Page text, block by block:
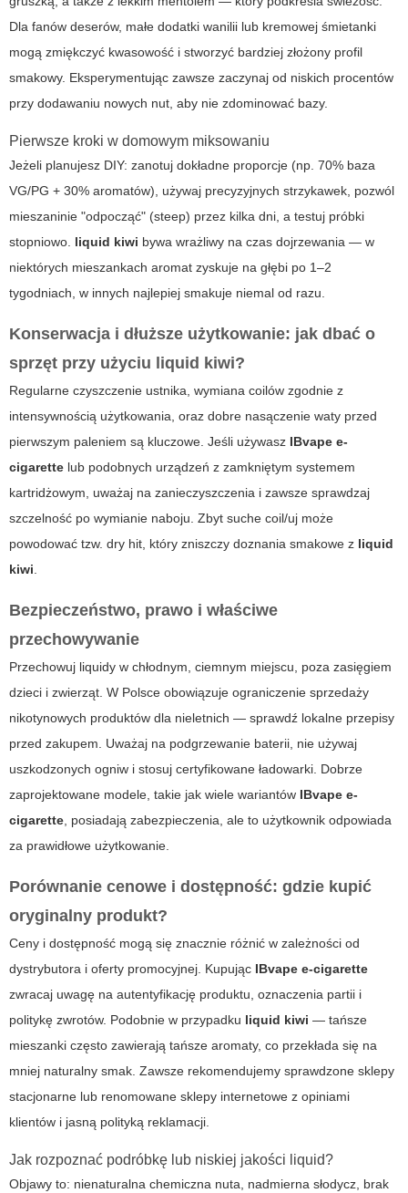
Dla fanów deserów, małe dodatki wanilii lub kremowej śmietanki
mogą zmiękczyć kwasowość i stworzyć bardziej złożony profil
smakowy. Eksperymentując zawsze zaczynaj od niskich procentów
przy dodawaniu nowych nut, aby nie zdominować bazy.
Pierwsze kroki w domowym miksowaniu
Jeżeli planujesz DIY: zanotuj dokładne proporcje (np. 70% baza
VG/PG + 30% aromatów), używaj precyzyjnych strzykawek, pozwól
mieszaninie "odpocząć" (steep) przez kilka dni, a testuj próbki
stopniowo. liquid kiwi bywa wrażliwy na czas dojrzewania — w
niektórych mieszankach aromat zyskuje na głębi po 1–2
tygodniach, w innych najlepiej smakuje niemal od razu.
Konserwacja i dłuższe użytkowanie: jak dbać o
sprzęt przy użyciu liquid kiwi?
Regularne czyszczenie ustnika, wymiana coilów zgodnie z
intensywnością użytkowania, oraz dobre nasączenie waty przed
pierwszym paleniem są kluczowe. Jeśli używasz IBvape e-
cigarette lub podobnych urządzeń z zamkniętym systemem
kartridżowym, uważaj na zanieczyszczenia i zawsze sprawdzaj
szczelność po wymianie naboju. Zbyt suche coil/uj może
powodować tzw. dry hit, który zniszczy doznania smakowe z liquid
kiwi
Bezpieczeństwo, prawo i właściwe
przechowywanie
Przechowuj liquidy w chłodnym, ciemnym miejscu, poza zasięgiem
dzieci i zwierząt. W Polsce obowiązuje ograniczenie sprzedaży
nikotynowych produktów dla nieletnich — sprawdź lokalne przepisy
przed zakupem. Uważaj na podgrzewanie baterii, nie używaj
uszkodzonych ogniw i stosuj certyfikowane ładowarki. Dobrze
zaprojektowane modele, takie jak wiele wariantów IBvape e-
cigarette , posiadają zabezpieczenia, ale to użytkownik odpowiada
za prawidłowe użytkowanie.
Porównanie cenowe i dostępność: gdzie kupić
oryginalny produkt?
Ceny i dostępność mogą się znacznie różnić w zależności od
dystrybutora i oferty promocyjnej. Kupując IBvape e-cigarette
zwracaj uwagę na autentyfikację produktu, oznaczenia partii i
politykę zwrotów. Podobnie w przypadku liquid kiwi — tańsze
mieszanki często zawierają tańsze aromaty, co przekłada się na
mniej naturalny smak. Zawsze rekomendujemy sprawdzone sklepy
stacjonarne lub renomowane sklepy internetowe z opiniami
klientów i jasną polityką reklamacji.
Jak rozpoznać podróbkę lub niskiej jakości liquid?
Objawy to: nienaturalna chemiczna nuta, nadmierna słodycz, brak